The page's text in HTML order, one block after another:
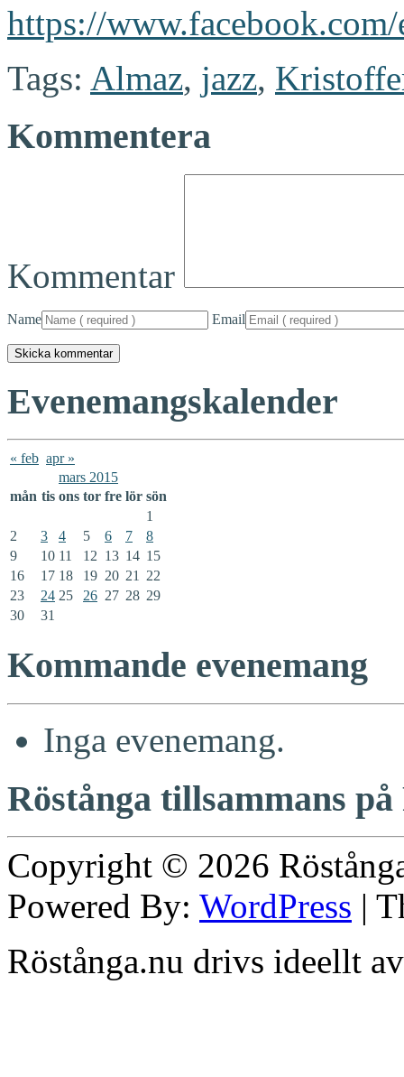
https://
Tags: Almaz, jazz,
Kommentera
Kommentar
Name Email
Evenemangskalender
« feb apr »
mars 2015
mån tis ons tor fre lör sön
1
2
3 4 5 6 7
8
9
10 11 12 13 14 15
16
17 18 19 20 21 22
23
24 25 26 27 28 29
30
31
Kommande evenemang
Inga evenemang.
Röstånga tillsammans på
Copyright © 2026
Powered By: WordPress |
Röstånga.nu drivs ideellt